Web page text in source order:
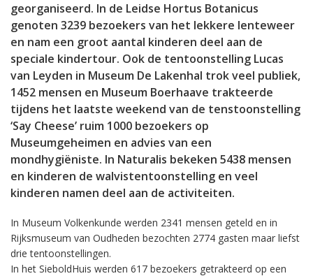
georganiseerd. In de Leidse Hortus Botanicus
genoten 3239 bezoekers van het lekkere lenteweer
en nam een groot aantal kinderen deel aan de
speciale kindertour. Ook de tentoonstelling Lucas
van Leyden in Museum De Lakenhal trok veel publiek,
1452 mensen en Museum Boerhaave trakteerde
tijdens het laatste weekend van de tenstoonstelling
‘Say Cheese’ ruim 1000 bezoekers op
Museumgeheimen en advies van een
mondhygiëniste. In Naturalis bekeken 5438 mensen
en kinderen de walvistentoonstelling en veel
kinderen namen deel aan de activiteiten.
In Museum Volkenkunde werden 2341 mensen geteld en in
Rijksmuseum van Oudheden bezochten 2774 gasten maar liefst
drie tentoonstellingen.
In het SieboldHuis werden 617 bezoekers getrakteerd op een